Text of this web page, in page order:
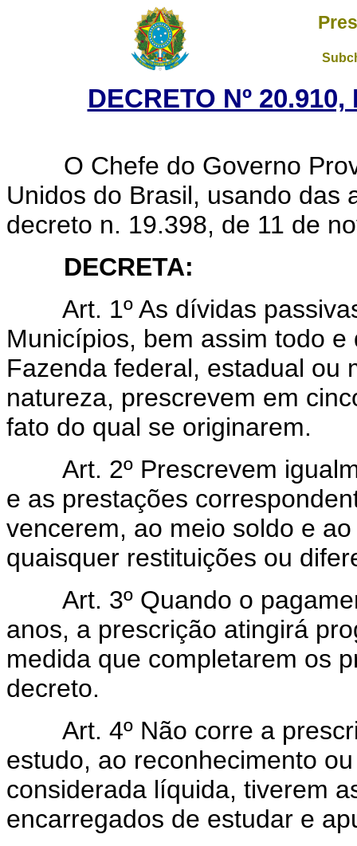
DECRETO Nº
O Chefe do Governo
Unidos do Brasil, usando das
decreto n. 19.398, de 11 de
DECRETA:
Art. 1º As dívidas
Municípios, bem assim todo
Fazenda federal, estadual ou
natureza, prescrevem em
fato do qual se originarem.
Art. 2º Prescrevem
e as prestações
vencerem, ao meio soldo e
quaisquer restituições ou
Art. 3º Quando o
anos, a prescrição atingirá
medida que completarem os
decreto.
Art. 4º Não corre a
estudo, ao reconhecimento
considerada líquida, tiverem
encarregados de estudar e